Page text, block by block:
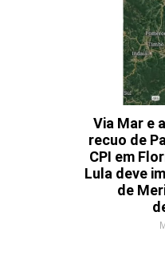
Via Mar e
recuo de
CPI em
Lula deve
de